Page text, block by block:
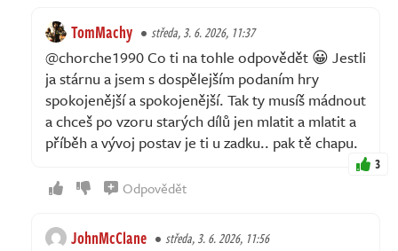
TomMachy středa, 3. 6. 2026, 11:37
@chorche1990 Co ti na tohle odpovědět 😀 Jestli
ja stárnu a jsem s dospělejším podaním hry
spokojenější a spokojenější. Tak ty musíš mádnout
a chceš po vzoru starých dílů jen mlatit a mlatit a
příběh a vývoj postav je ti u zadku.. pak tě chapu.
3
Odpovědět
JohnMcClane středa, 3. 6. 2026, 11:56